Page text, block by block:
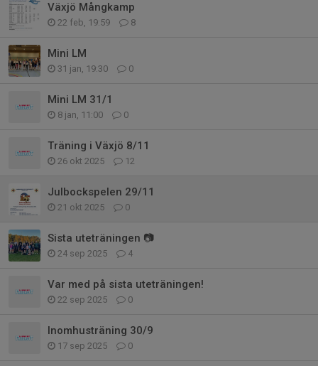
Växjö Mångkamp
22 feb, 19:59 8
Mini LM
31 jan, 19:30 0
Mini LM 31/1
8 jan, 11:00 0
Träning i Växjö 8/11
26 okt 2025 12
Julbockspelen 29/11
21 okt 2025 0
Sista uteträningen 📷
24 sep 2025 4
Var med på sista uteträningen!
22 sep 2025 0
Inomhusträning 30/9
17 sep 2025 0